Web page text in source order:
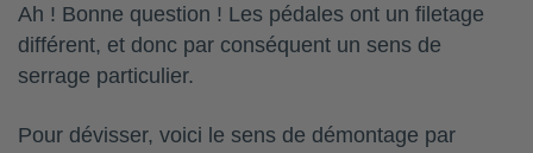
Ah ! Bonne question ! Les pédales ont un filetage
différent, et donc par conséquent un sens de
serrage particulier.
Pour dévisser, voici le sens de démontage par